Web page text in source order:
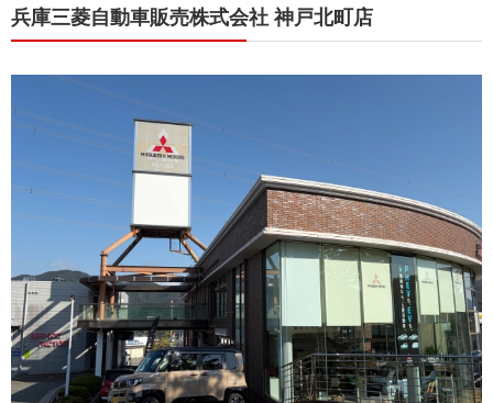
兵庫三菱自動車販売株式会社 神戸北町店